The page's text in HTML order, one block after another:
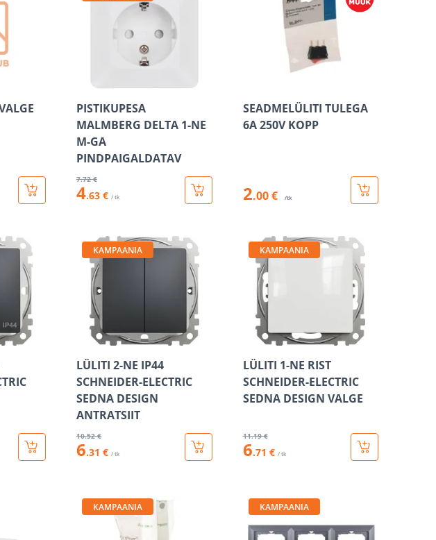
PISTIKUPESA
MALMBERG DELTA 1-NE
M-GA
PINDPAIGALDATAV
7.72 €
4.63 € / tk
SEADMELÜLITI TULEGA
6A 250V KOPP
2.00 € /tk
KAMPAANIA
LÜLITI 2-NE IP44
SCHNEIDER-ELECTRIC
SEDNA DESIGN
ANTRATSIIT
10.52 €
6.31 € / tk
KAMPAANIA
LÜLITI 1-NE RIST
SCHNEIDER-ELECTRIC
SEDNA DESIGN VALGE
11.19 €
6.71 € / tk
KAMPAANIA KAMPAANIA